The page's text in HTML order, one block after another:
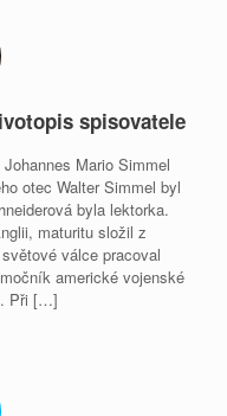
spisovatele
Mario Simmel
otec Walter Simmel byl
byla lektorka.
maturitu složil z
válce pracoval
americké vojenské
Při […]